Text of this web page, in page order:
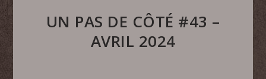
UN PAS DE CÔTÉ #43 –
AVRIL 2024